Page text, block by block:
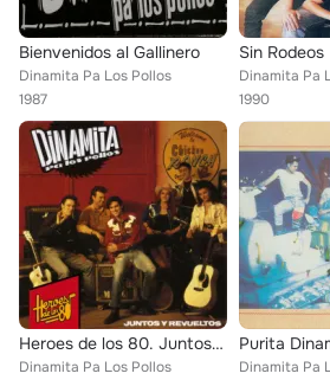
Bienvenidos al Gallinero
Dinamita Pa Los Pollos
1987
Sin Rodeos
Dinamita Pa
1990
Heroes de los 80. Juntos y revueltos
Dinamita Pa Los Pollos
Purita
Dinamita Pa